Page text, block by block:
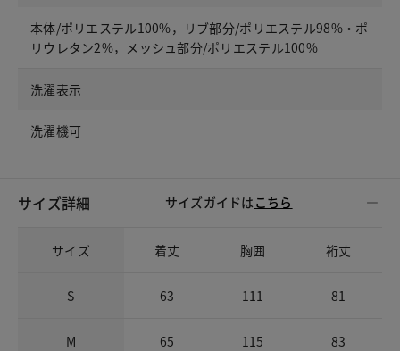
本体/ポリエステル100%，リブ部分/ポリエステル98%・ポ
リウレタン2%，メッシュ部分/ポリエステル100%
洗濯表示
洗濯機可
サイズ詳細 サイズガイドは こちら
サイズ 着丈 胸囲 裄丈
S 63 111 81
M 65 115 83